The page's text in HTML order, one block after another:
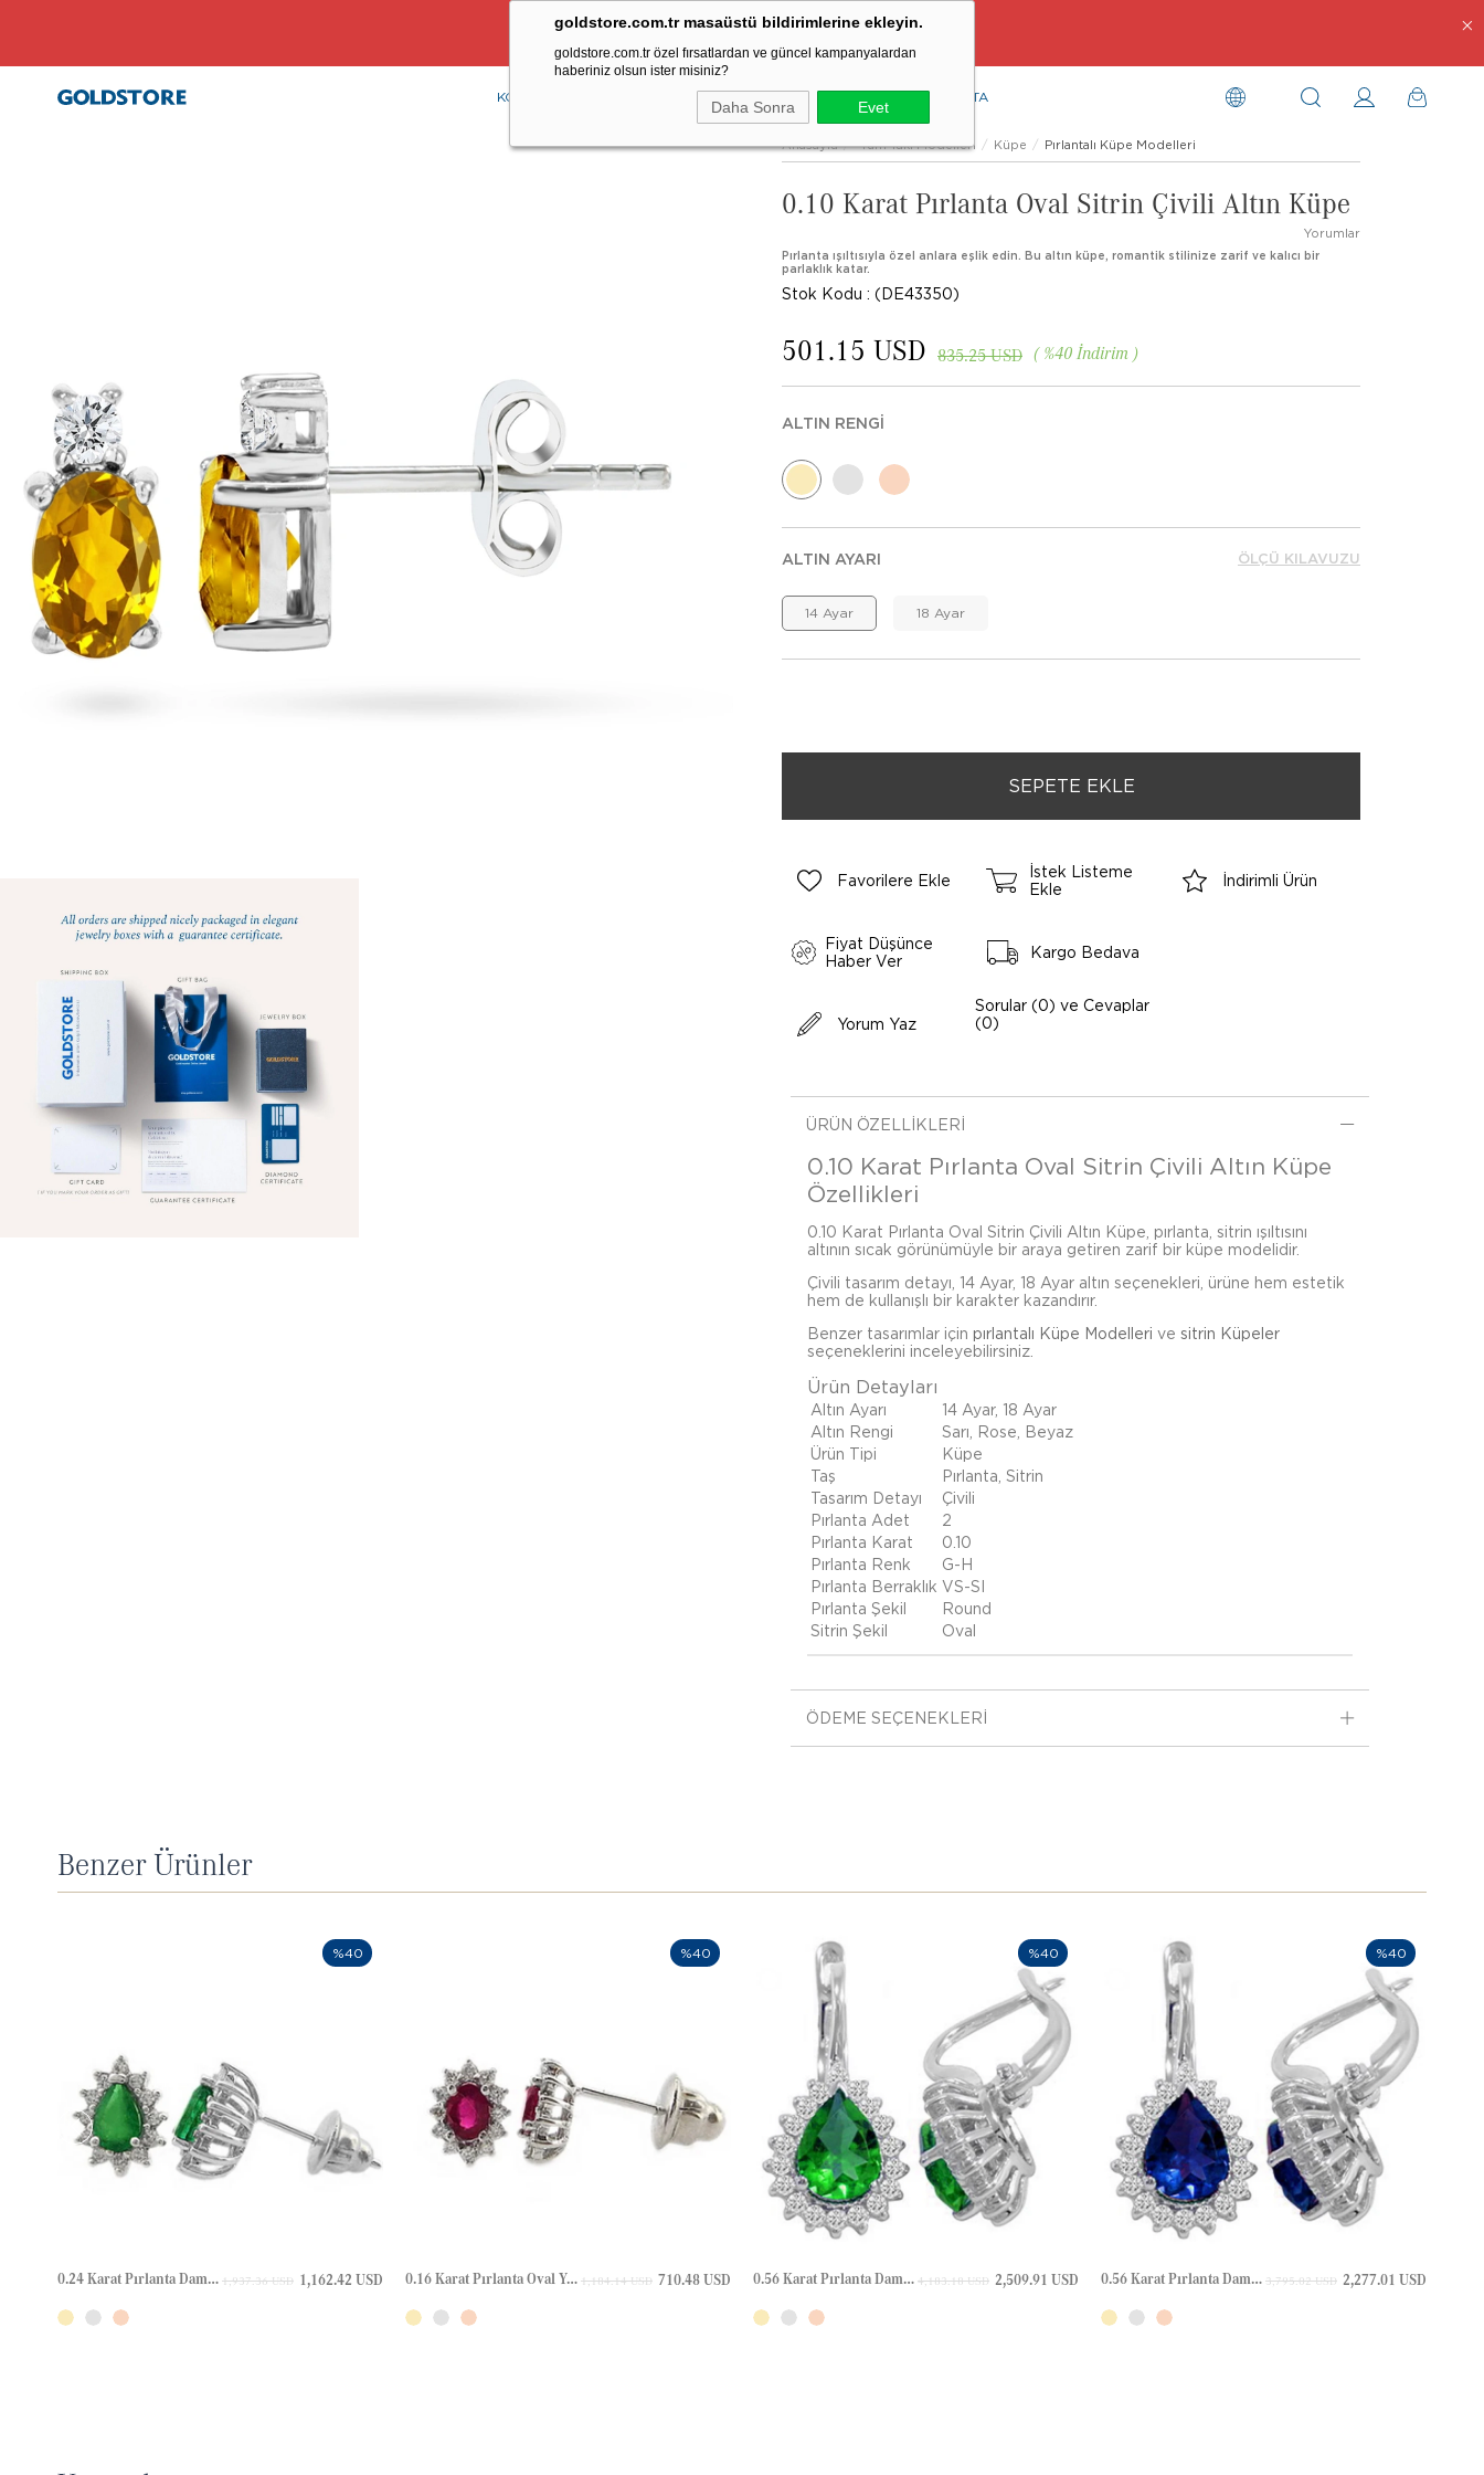
goldstore.com.tr masaüstü bildirimlerine ekleyin.
goldstore.com.tr özel fırsatlardan ve güncel kampanyalardan
haberiniz olsun ister misiniz?
Daha Sonra Evet
Ücretsiz Aynı Gün Kargo Fırsatı
KOLYE BİLEKLİK RENKLİ TAŞLAR PIRLANTA
Anasayfa Tüm Takı Modelleri Küpe Pırlantalı Küpe Modelleri
0.10 Karat Pırlanta Oval Sitrin Çivili Altın Küpe
Yorumlar
Pırlanta ışıltısıyla özel anlara eşlik edin. Bu altın küpe, romantik stilinize zarif ve kalıcı bir
parlaklık katar.
Stok Kodu (DE43350)
%40 İndirim
835.25 USD
501.15 USD
ALTIN RENGI
ALTIN AYARI
14 Ayar 18 Ayar
ÖLÇÜ KILAVUZU
Favorilere Ekle
İstek Listeme
Ekle
İndirimli Ürün
Fiyat Düşünce
Haber Ver
Kargo Bedava
Yorum Yaz
Sorular (0) ve Cevaplar
(0)
ÜRÜN ÖZELLIKLERI
0.10 Karat Pırlanta Oval Sitrin Çivili Altın Küpe
Özellikleri
0.10 Karat Pırlanta Oval Sitrin Çivili Altın Küpe, pırlanta, sitrin ışıltısını
altının sıcak görünümüyle bir araya getiren zarif bir küpe modelidir.
Çivili tasarım detayı, 14 Ayar, 18 Ayar altın seçenekleri, ürüne hem estetik
hem de kullanışlı bir karakter kazandırır.
Benzer tasarımlar için pırlantalı Küpe Modelleri ve sitrin Küpeler
seçeneklerini inceleyebilirsiniz.
Ürün Detayları
Altın Ayarı
14 Ayar, 18 Ayar
Altın Rengi
Sarı, Rose, Beyaz
Ürün Tipi
Küpe
Taş
Pırlanta, Sitrin
Tasarım Detayı
Çivili
Pırlanta Adet
2
Pırlanta Karat
0.10
Pırlanta Renk
G-H
Pırlanta Berraklık VS-SI
Pırlanta Şekil
Round
Sitrin Şekil
Oval
ÖDEME SEÇENEKLERI
Benzer Ürünler
0.24 Karat Pırlanta Damla Zümrüt Halo Çivili Altın Küpe 1,162.42 USD
1,937.36 USD
%40
0.16 Karat Pırlanta Oval Yakut Halo Çivili Altın Küpe 710.48 USD
1,184.14 USD
%40
0.56 Karat Pırlanta Damla Zümrüt Halo Altın Küpe 2,509.91 USD
4,183.18 USD
%40
0.56 Karat Pırlanta Damla Safir Halo Altın Küpe 2,277.01 USD
3,795.02 USD
%40